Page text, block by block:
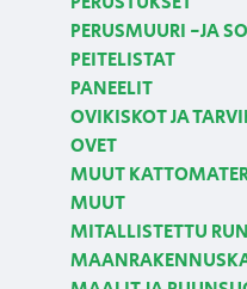
PERUSMUURI -JA
PEITELISTAT
PANEELIT
OVIKISKOT JA
OVET
MUUT
MUUT
MITALLISTETTU